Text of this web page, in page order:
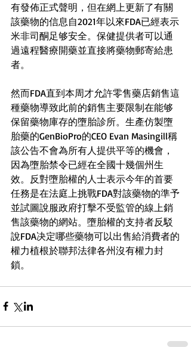
有發佈正式聲明，但在網上更新了有關
該藥物的信息自2021年以來FDA已經表示
米非司酮足够安全。保健提供者可以通
過遠程醫療開藥並直接將藥物郵寄給患
者。
然而FDA直到本周才允許零售藥店銷售這
種藥物導致此前的銷售主要限制在能够
保留藥物庫存的墮胎診所。生產仿製墮
胎藥的GenBioPro的CEO Evan Masingill稱
該公告不會為所有人提供平等的機會，
因為墮胎禁令已經在全國十幾個州生
效。反對墮胎權的人士表示今年的首要
任務是在法庭上挑戰FDA對該藥物的準予
並試圖說服政府打擊不受監管的線上銷
售該藥物的網站。墮胎權的支持者反駁
說FDA决定哪些藥物可以出售給消費者的
權力植根於聯邦法律各州沒有權力封
鎖。